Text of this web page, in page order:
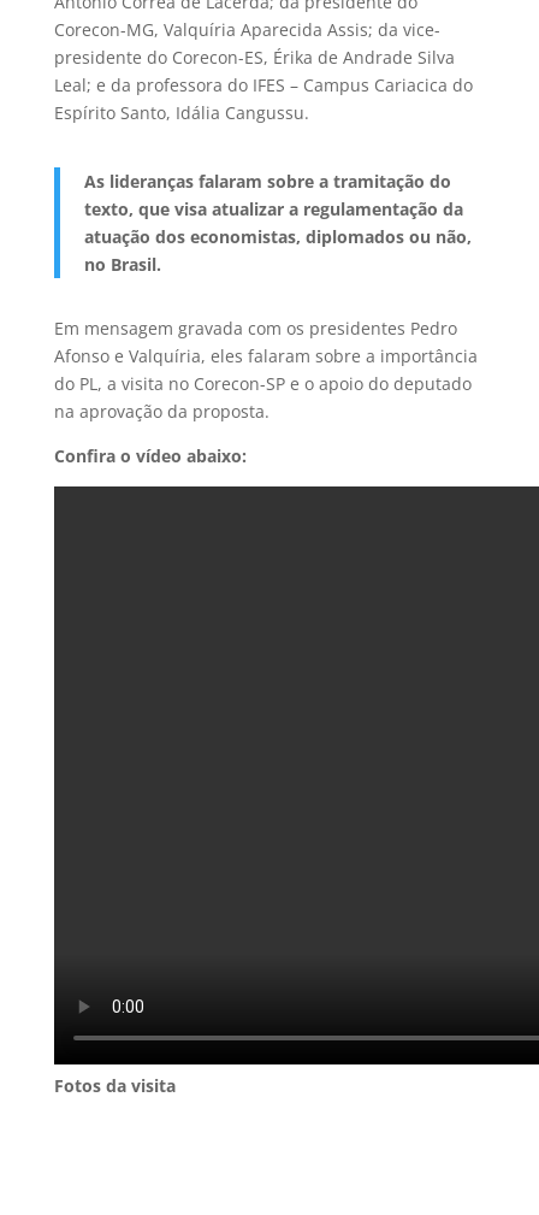
Corecon-MG, Valquíria Aparecida Assis; da vice-
presidente do Corecon-ES, Érika de Andrade Silva
Leal; e da professora do IFES – Campus Cariacica do
Espírito Santo, Idália Cangussu.
As lideranças falaram sobre a tramitação do
texto, que visa atualizar a regulamentação da
atuação dos economistas, diplomados ou não,
no Brasil.
Em mensagem gravada com os presidentes Pedro
Afonso e Valquíria, eles falaram sobre a importância
do PL, a visita no Corecon-SP e o apoio do deputado
na aprovação da proposta.
Confira o vídeo abaixo:
Fotos da visita